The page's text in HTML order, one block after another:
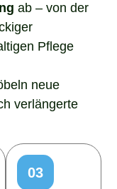
ab – von der
Pflege
neue
verlängerte
03